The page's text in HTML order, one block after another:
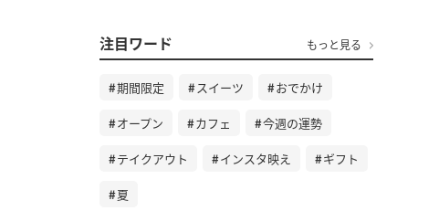
注目ワード もっと見る
期間限定 スイーツ おでかけ
オープン カフェ 今週の運勢
テイクアウト インスタ映え ギフト
夏